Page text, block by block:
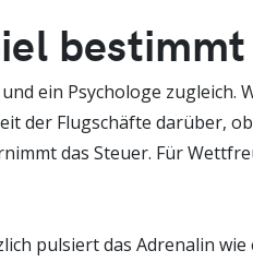
bestimmt
ein Psychologe zugleich.
der Flugschäfte darüber,
das Steuer. Für
pulsiert das Adrenalin